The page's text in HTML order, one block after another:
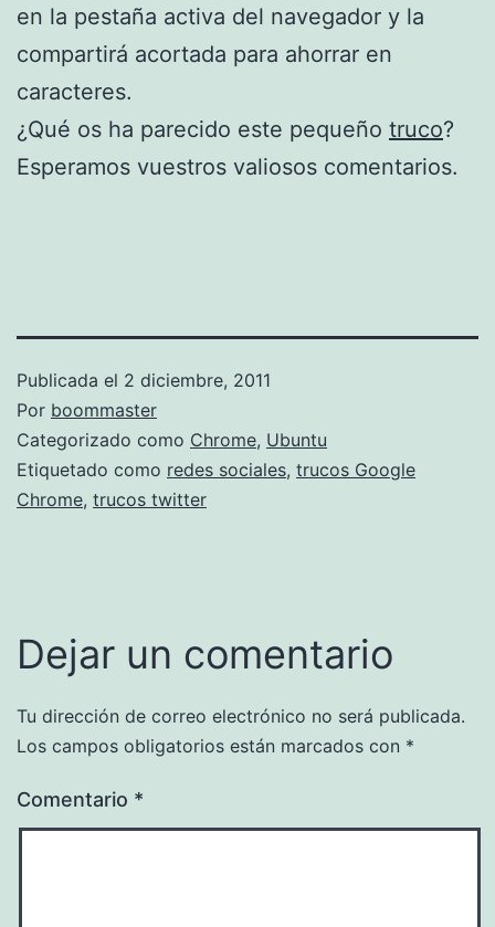
en la pestaña activa del navegador y la
compartirá acortada para ahorrar en
caracteres.
¿Qué os ha parecido este pequeño truco?
Esperamos vuestros valiosos comentarios.
Publicada el 2 diciembre, 2011
Por boommaster
Categorizado como Chrome, Ubuntu
Etiquetado como redes sociales, trucos Google
Chrome, trucos twitter
Dejar un comentario
Tu dirección de correo electrónico no será publicada.
Los campos obligatorios están marcados con *
Comentario *